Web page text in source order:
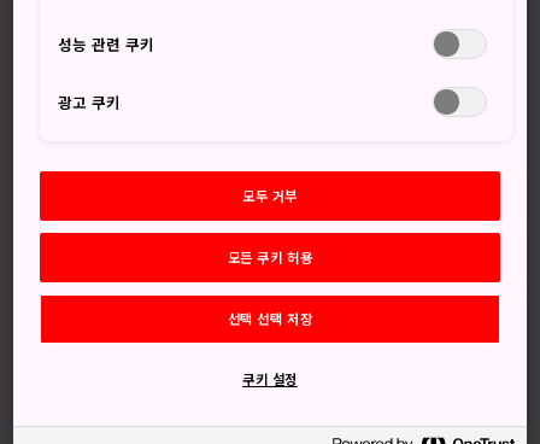
온타야키 도자기 마을
성능 관련 쿠키
광고 쿠키
모두 거부
모든 쿠키 허용
선택 선택 저장
쿠키 설정